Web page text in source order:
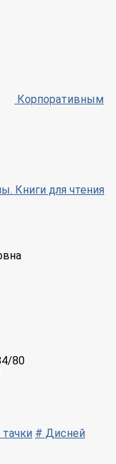
Корпоративным
Книги для чтения
80
тачки # Дисней